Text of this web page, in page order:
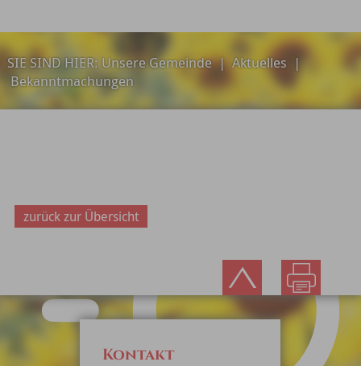
SIE SIND HIER:Unsere Gemeinde|Aktuelles |
Bekanntmachungen
zurück zur Übersicht
Kontakt